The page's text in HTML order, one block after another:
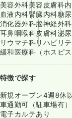
美容外科美容皮膚科
血液内科腎臓内科糖
消化器外科脳神経外科
耳鼻咽喉科皮膚科泌
リウマチ科リハビリ
緩和医療科（ホスピス
特徴で探す
新規オープン4週8休
車通勤可（駐車場有）
電子カルテあり